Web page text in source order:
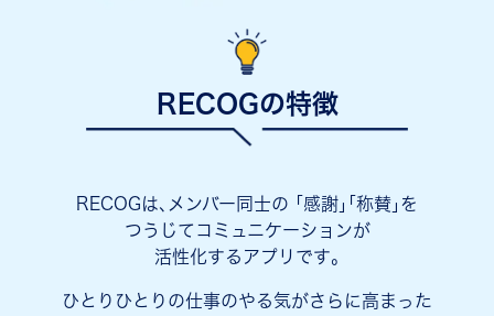
RECOGの特徴
RECOGは､メンバー同士の ｢感謝｣｢称賛｣を
つうじてコミュニケーションが
活性化するアプリです｡
ひとりひとりの仕事のやる気がさらに高まった